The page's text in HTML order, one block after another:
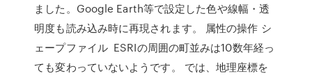
ました。Google Earth等で設定した色や線幅・透
明度も読み込み時に再現されます。 属性の操作 シ
ェープファイル ESRIの周囲の町並みは10数年経っ
ても変わっていないようです。 では、地理座標を